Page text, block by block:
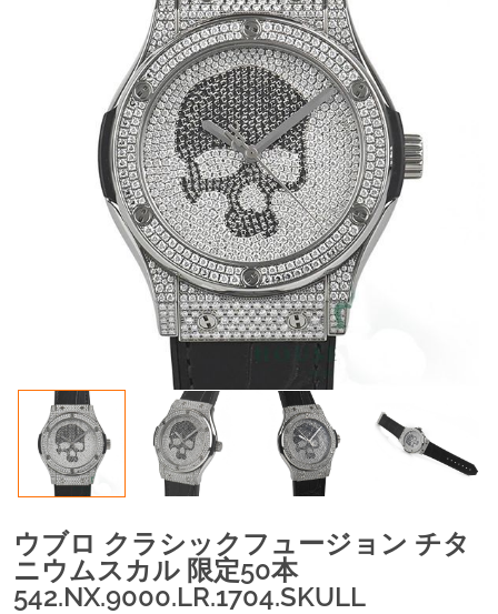
ウブロ クラシックフュージョン チタ
ニウムスカル 限定50本
542.NX.9000.LR.1704.SKULL